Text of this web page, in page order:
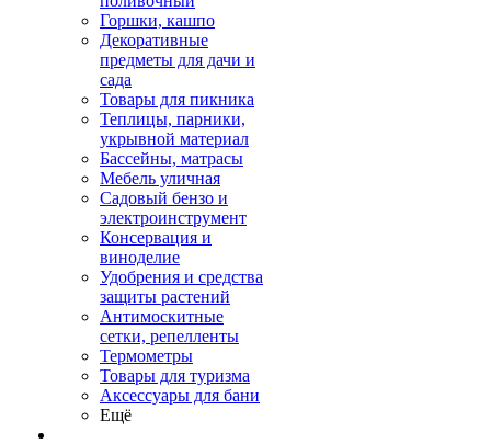
Горшки, кашпо
Декоративные
предметы для дачи и
сада
Товары для пикника
Теплицы, парники,
укрывной материал
Бассейны, матрасы
Мебель уличная
Садовый бензо и
электроинструмент
Консервация и
виноделие
Удобрения и средства
защиты растений
Антимоскитные
сетки, репелленты
Термометры
Товары для туризма
Аксессуары для бани
Ещё